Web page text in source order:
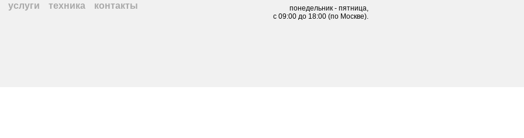
услуги техника контакты
понедельник - пятница,
с 09:00 до 18:00 (по Москве).